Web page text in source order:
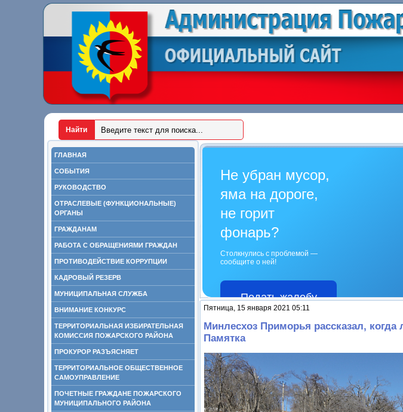
ГЛАВНАЯ
СОБЫТИЯ
РУКОВОДСТВО
ОТРАСЛЕВЫЕ (ФУНКЦИОНАЛЬНЫЕ)
ОРГАНЫ
ГРАЖДАНАМ
РАБОТА С ОБРАЩЕНИЯМИ ГРАЖДАН
ПРОТИВОДЕЙСТВИЕ КОРРУПЦИИ
КАДРОВЫЙ РЕЗЕРВ
МУНИЦИПАЛЬНАЯ СЛУЖБА
ВНИМАНИЕ КОНКУРС
ТЕРРИТОРИАЛЬНАЯ ИЗБИРАТЕЛЬНАЯ
КОМИССИЯ ПОЖАРСКОГО РАЙОНА
ПРОКУРОР РАЗЪЯСНЯЕТ
ТЕРРИТОРИАЛЬНОЕ ОБЩЕСТВЕННОЕ
САМОУПРАВЛЕНИЕ
ПОЧЕТНЫЕ ГРАЖДАНЕ ПОЖАРСКОГО
МУНИЦИПАЛЬНОГО РАЙОНА
Не убран мусор,
яма на дороге,
не горит
фонарь?
Столкнулись с проблемой —
сообщите о ней!
Подать жалобу
Пятница, 15 января 2021 05:11
Минлесхоз Приморья рассказал, когда
Памятка